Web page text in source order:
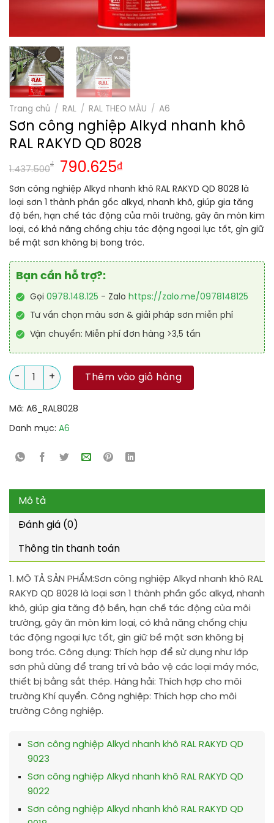
Trang chủ / RAL / RAL THEO MÀU / A6
Sơn công nghiệp Alkyd nhanh khô
RAL RAKYD QD 8028
1.437.500
₫ 790.625₫
Sơn công nghiệp Alkyd nhanh khô RAL RAKYD QD 8028 là
loại sơn 1 thành phần gốc alkyd, nhanh khô, giúp gia tăng
độ bền, hạn chế tác động của môi trường, gây ăn mòn kim
loại, có khả năng chống chịu tác động ngoại lực tốt, gìn giữ
bề mặt sơn không bị bong tróc.
Bạn cần hỗ trợ?:
Gọi 0978.148.125 - Zalo https://zalo.me/0978148125
Tư vấn chọn màu sơn & giải pháp sơn miễn phí
Vận chuyển: Miễn phí đơn hàng >3,5 tấn
Sơn công nghiệp Alkyd nhanh khô RAL RAKYD QD 8028 số
Thêm vào giỏ hàng
Mã: A6_RAL8028
Danh mục: A6
Mô tả
Đánh giá (0)
Thông tin thanh toán
1. MÔ TẢ SẢN PHẨM:Sơn công nghiệp Alkyd nhanh khô RAL
RAKYD QD 8028 là loại sơn 1 thành phần gốc alkyd, nhanh
khô, giúp gia tăng độ bền, hạn chế tác động của môi
trường, gây ăn mòn kim loại, có khả năng chống chịu
tác động ngoại lực tốt, gìn giữ bề mặt sơn không bị
bong tróc. Công dụng: Thích hợp để sử dụng như lớp
sơn phủ dùng để trang trí và bảo vệ các loại máy móc,
thiết bị bằng sắt thép. Hàng hải: Thích hợp cho môi
trường Khí quyển. Công nghiệp: Thích hợp cho môi
trường Công nghiệp.
Sơn công nghiệp Alkyd nhanh khô RAL RAKYD QD
9023
Sơn công nghiệp Alkyd nhanh khô RAL RAKYD QD
9022
Sơn công nghiệp Alkyd nhanh khô RAL RAKYD QD